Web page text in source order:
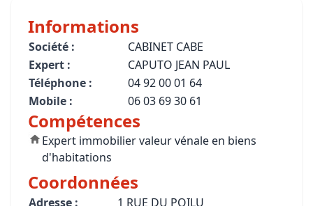
Informations
Société :
CABINET CABE
Expert :
CAPUTO JEAN PAUL
Téléphone :
04 92 00 01 64
Mobile :
06 03 69 30 61
Compétences
Expert immobilier valeur vénale en biens
d'habitations
Coordonnées
Adresse :
1 RUE DU POILU